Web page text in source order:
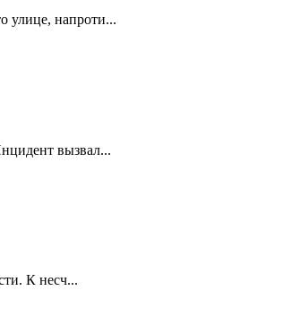
улице, напроти...
вызвал...
К несч...